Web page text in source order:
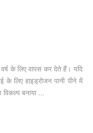
के लिए वापस कर देते हैं। यदि
के लिए हाइड्रोजन पानी पीने में
बनाया ...